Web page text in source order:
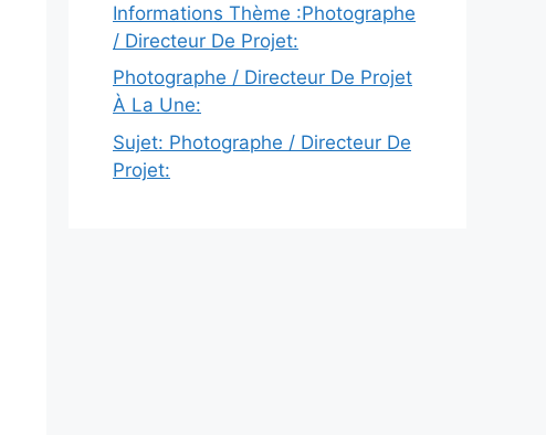
Informations Thème :Photographe
/ Directeur De Projet:
Photographe / Directeur De Projet
À La Une:
Sujet: Photographe / Directeur De
Projet: